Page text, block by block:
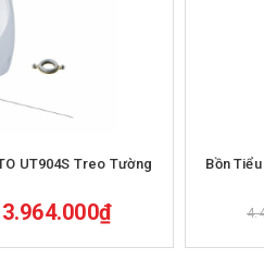
UT904S Treo Tường
3.964.000₫
Bồn